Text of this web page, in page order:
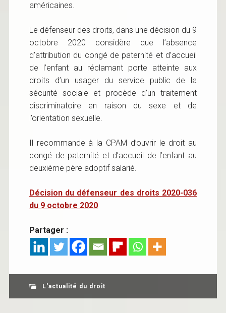
américaines.
Le défenseur des droits, dans une décision du 9
octobre 2020 considère que l’absence
d’attribution du congé de paternité et d’accueil
de l’enfant au réclamant porte atteinte aux
droits d’un usager du service public de la
sécurité sociale et procède d’un traitement
discriminatoire en raison du sexe et de
l’orientation sexuelle.
Il recommande à la CPAM d’ouvrir le droit au
congé de paternité et d’accueil de l’enfant au
deuxième père adoptif salarié.
Décision du défenseur des droits 2020-036
du 9 octobre 2020
Partager :
L'actualité du droit